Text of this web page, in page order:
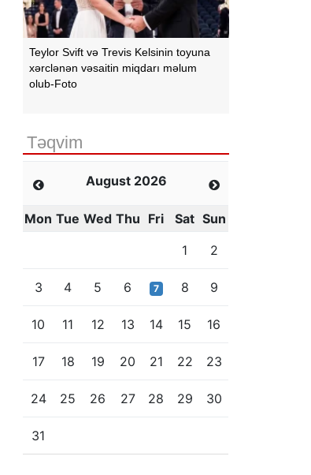
Teylor Svift və Trevis Kelsinin toyuna
xərclənən vəsaitin miqdarı məlum
olub-Foto
Təqvim
August 2026
Mon Tue Wed Thu Fri Sat Sun
1
2
3 4 5 6 7 8 9
10 11 12 13 14 15 16
17 18 19 20 21 22 23
24 25 26 27 28 29 30
31